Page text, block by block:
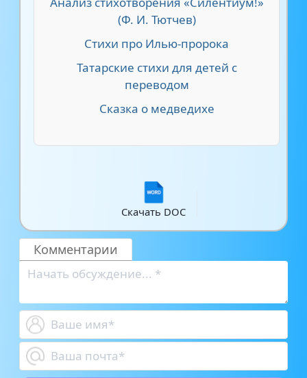
(Ф. И. Тютчев)
Стихи про Илью-пророка
Татарские стихи для детей с
переводом
Сказка о медведихе
Скачать DOC
Комментарии